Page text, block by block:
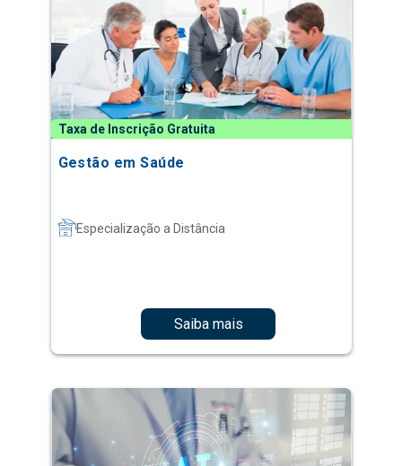
Taxa de Inscrição Gratuita
Gestão em Saúde
Especialização a Distância
Saiba mais